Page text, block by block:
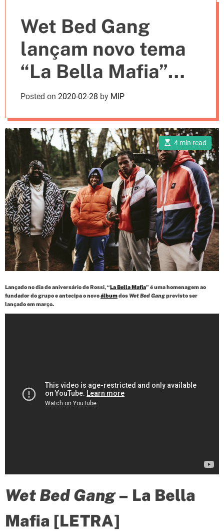
s
Wet Bed Gang
lançam novo tema
“La Bella Mafia”
[LETRA]
Posted on 2020-02-28 by MIP
E
s
t
i
m
a
t
e
d
r
e
a
d
t
i
m
4 min read
Lançado no dia de aniversário de Rossi, “La Bella Mafia” é uma homenagem ao
fundador do grupo e antecipa o novoálbumdos Wet Bed Gangprevisto ser
lançado em março.
Wet Bed Gang– La Bella
Mafia [LETRA]